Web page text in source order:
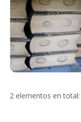
2 elementos en total: